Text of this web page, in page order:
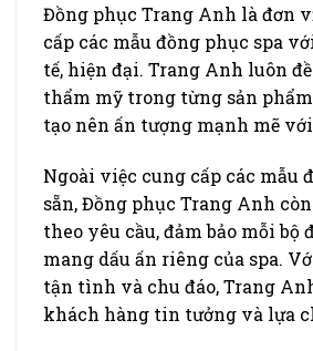
Đồng phục Trang Anh là đơn
cấp các mẫu đồng phục spa
tế, hiện đại. Trang Anh luôn
thẩm mỹ trong từng sản
tạo nên ấn tượng mạnh mẽ
Ngoài việc cung cấp các mẫu
sẵn, Đồng phục Trang Anh
theo yêu cầu, đảm bảo mỗi bộ
mang dấu ấn riêng của spa.
tận tình và chu đáo, Trang
khách hàng tin tưởng và lựa